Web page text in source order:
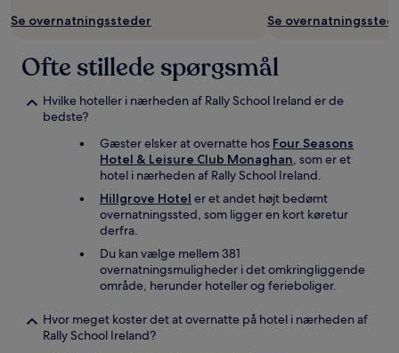
varsel.
kan
Se overnatningssteder Se
Ofte stillede spørgsmål
Hvilke hoteller i nærheden af Rally School Ireland er de
bedste?
Gæster elsker at overnatte hos Four Seasons
Hotel & Leisure Club Monaghan, som er et
hotel i nærheden af Rally School Ireland.
Hillgrove Hotel er et andet højt bedømt
overnatningssted, som ligger en kort køretur
derfra.
Du kan vælge mellem 381
overnatningsmuligheder i det omkringliggende
område, herunder hoteller og ferieboliger.
Hvor meget koster det at overnatte på hotel i nærheden af
Rally School Ireland?